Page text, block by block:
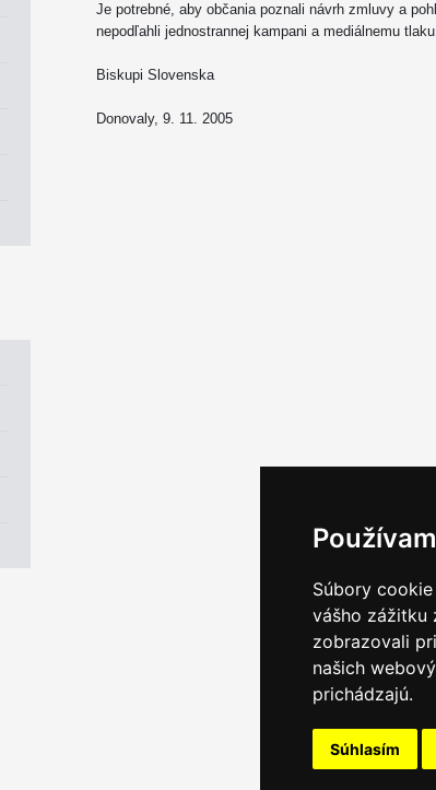
Súbory
vášho zážitku
zobrazovali
našich
prichádzajú.
Súhlasím
Je potrebné, aby občania poznali návrh zmluvy a
nepodľahli jednostrannej kampani a mediálnemu
Biskupi Slovenska
Donovaly, 9. 11. 2005
Email